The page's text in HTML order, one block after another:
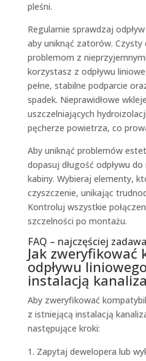
pleśni.
Regularnie sprawdzaj
aby uniknąć zatorów. Czysty
problemom z
korzystasz z odpływu
pełne, stabilne podparcie
spadek. Nieprawidłowe
uszczelniających
pęcherze powietrza, co
Aby uniknąć problemów
dopasuj długość odpływu
kabiny. Wybieraj elementy,
czyszczenie, unikając
Kontroluj wszystkie
szczelności po montażu.
FAQ – najczęściej
Jak zweryfikować
odpływu
instalacją
Aby zweryfikować
z istniejącą instalacją
następujące kroki:
Zapytaj dewelopera lub